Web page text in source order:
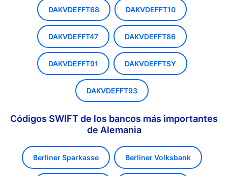
DAKVDEFFT68 DAKVDEFFT10
DAKVDEFFT47 DAKVDEFFT86
DAKVDEFFT91 DAKVDEFFTSY
DAKVDEFFT93
Códigos SWIFT de los bancos más importantes
de Alemania
Berliner Sparkasse Berliner Volksbank